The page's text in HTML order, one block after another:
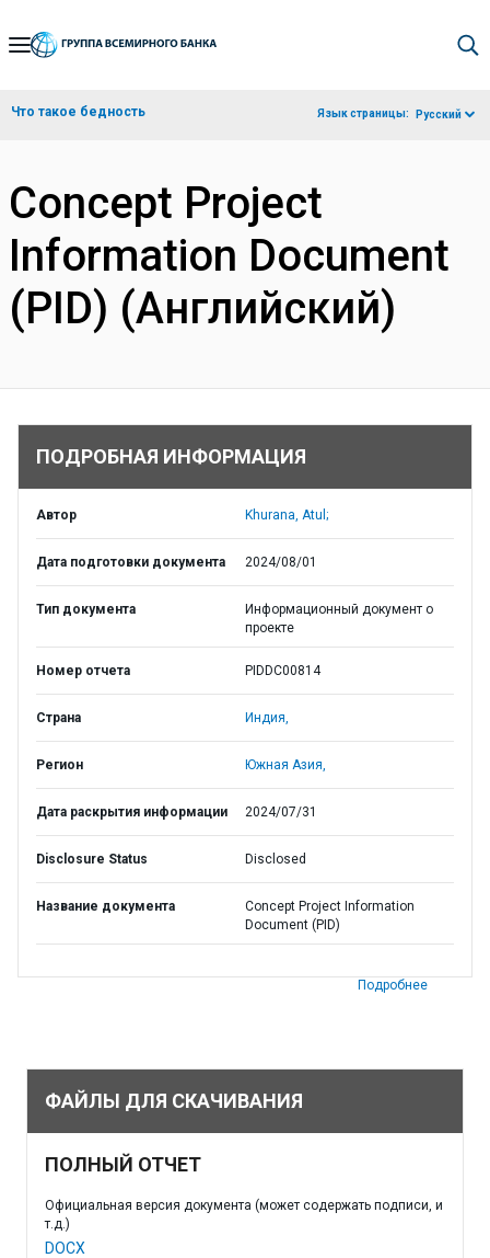
Skip
Navigation
Что такое бедность Язык страницы: Русский
Concept Project
Information Document
(PID) (Английский)
ПОДРОБНАЯ ИНФОРМАЦИЯ
Автор Khurana, Atul;
Дата подготовки документа 2024/08/01
Тип документа
Информационный документ о
проекте
Номер отчета PIDDC00814
Страна Индия,
Регион Южная Азия,
Дата раскрытия информации 2024/07/31
Disclosure Status Disclosed
Название документа
Concept Project Information
Document (PID)
Подробнее
ФАЙЛЫ ДЛЯ СКАЧИВАНИЯ
ПОЛНЫЙ ОТЧЕТ
Официальная версия документа (может содержать подписи, и
т.д.)
DOCX